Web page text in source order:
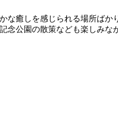
な癒しを感じられる場所ば
念公園の散策なども楽しみな